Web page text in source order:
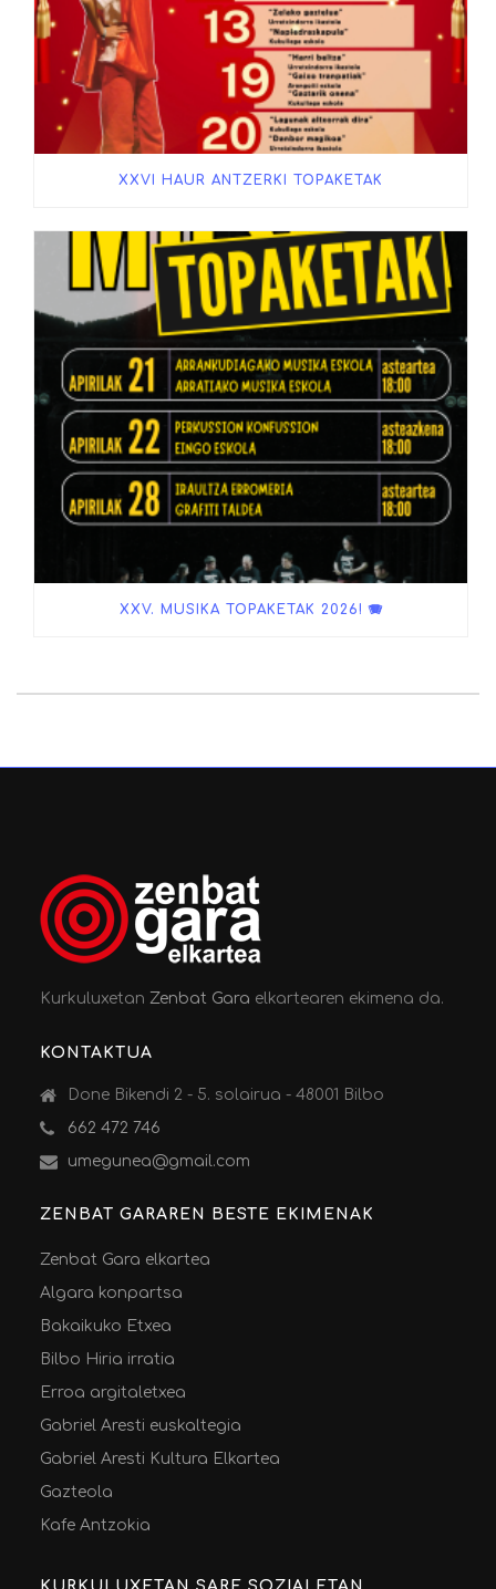
XXVI HAUR ANTZERKI TOPAKETAK
XXV. MUSIKA TOPAKETAK 2026! 🪗
KurkuluxetanZenbat Gara elkartearen ekimena da.
KONTAKTUA
Done Bikendi 2 - 5. solairua - 48001 Bilbo
662 472 746
umegunea@gmail.com
ZENBAT GARAREN BESTE EKIMENAK
Zenbat Gara elkartea
Algara konpartsa
Bakaikuko Etxea
Bilbo Hiria irratia
Erroa argitaletxea
Gabriel Aresti euskaltegia
Gabriel Aresti Kultura Elkartea
Gazteola
Kafe Antzokia